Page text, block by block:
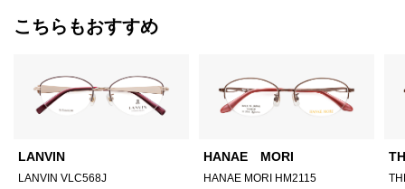
こちらもおすすめ
LANVIN
LANVIN VLC568J
HANAE MORI
HANAE MORI HM2115